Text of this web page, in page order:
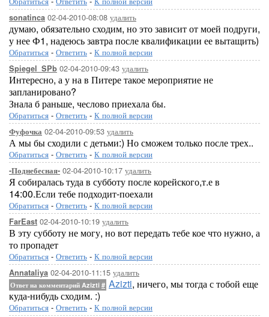
sonatinca 02-04-2010-08:08 удалить
думаю, обязательно сходим, но это зависит от моей подруги,
у нее Ф1, надеюсь завтра после квалификации ее вытащить)
Обратиться - Ответить - К полной версии
Spiegel_SPb 02-04-2010-09:43 удалить
Интересно, а у на в Питере такое мероприятие не
запланировано?
Знала б раньше, чеслово приехала бы.
Обратиться - Ответить - К полной версии
Фуфочка 02-04-2010-09:53 удалить
А мы бы сходили с детьми:) Но сможем только после трех..
Обратиться - Ответить - К полной версии
-Поднебесная- 02-04-2010-10:17 удалить
Я собиралась туда в субботу после корейского,т.е в
14:00.Если тебе подходит-поехали
Обратиться - Ответить - К полной версии
FarEast 02-04-2010-10:19 удалить
В эту субботу не могу, но вот передать тебе кое что нужно, а
то пропадет
Обратиться - Ответить - К полной версии
Annataliya 02-04-2010-11:15 удалить
Ответ на комментарий Azizti # Azizti, ничего, мы тогда с тобой еще
куда-нибудь сходим. :)
Обратиться - Ответить - К полной версии